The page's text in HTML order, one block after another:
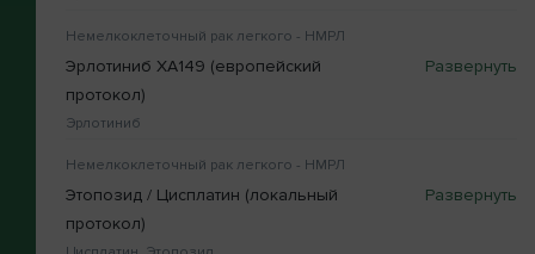
Немелкоклеточный рак легкого - НМРЛ
Эрлотиниб XA149 (европейский
протокол)
Эрлотиниб
Немелкоклеточный рак легкого - НМРЛ
Этопозид / Цисплатин (локальный
протокол)